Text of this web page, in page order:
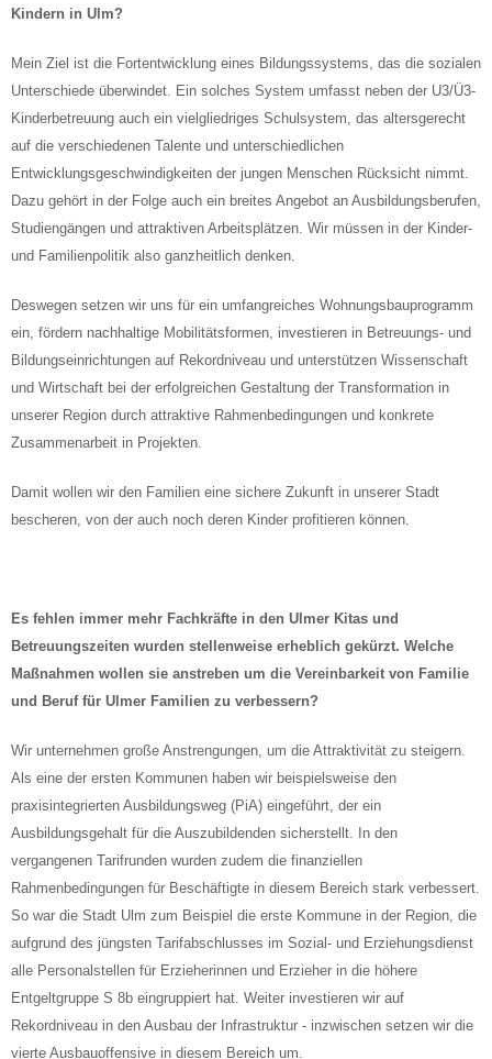
Kindern in Ulm?
Mein Ziel ist die Fortentwicklung eines Bildungssystems, das die sozialen
Unterschiede überwindet. Ein solches System umfasst neben der U3/Ü3-
Kinderbetreuung auch ein vielgliedriges Schulsystem, das altersgerecht
auf die verschiedenen Talente und unterschiedlichen
Entwicklungsgeschwindigkeiten der jungen Menschen Rücksicht nimmt.
Dazu gehört in der Folge auch ein breites Angebot an Ausbildungsberufen,
Studiengängen und attraktiven Arbeitsplätzen. Wir müssen in der Kinder-
und Familienpolitik also ganzheitlich denken.
Deswegen setzen wir uns für ein umfangreiches Wohnungsbauprogramm
ein, fördern nachhaltige Mobilitätsformen, investieren in Betreuungs- und
Bildungseinrichtungen auf Rekordniveau und unterstützen Wissenschaft
und Wirtschaft bei der erfolgreichen Gestaltung der Transformation in
unserer Region durch attraktive Rahmenbedingungen und konkrete
Zusammenarbeit in Projekten.
Damit wollen wir den Familien eine sichere Zukunft in unserer Stadt
bescheren, von der auch noch deren Kinder profitieren können.
Es fehlen immer mehr Fachkräfte in den Ulmer Kitas und
Betreuungszeiten wurden stellenweise erheblich gekürzt. Welche
Maßnahmen wollen sie anstreben um die Vereinbarkeit von Familie
und Beruf für Ulmer Familien zu verbessern?
Wir unternehmen große Anstrengungen, um die Attraktivität zu steigern.
Als eine der ersten Kommunen haben wir beispielsweise den
praxisintegrierten Ausbildungsweg (PiA) eingeführt, der ein
Ausbildungsgehalt für die Auszubildenden sicherstellt. In den
vergangenen Tarifrunden wurden zudem die finanziellen
Rahmenbedingungen für Beschäftigte in diesem Bereich stark verbessert.
So war die Stadt Ulm zum Beispiel die erste Kommune in der Region, die
aufgrund des jüngsten Tarifabschlusses im Sozial- und Erziehungsdienst
alle Personalstellen für Erzieherinnen und Erzieher in die höhere
Entgeltgruppe S 8b eingruppiert hat. Weiter investieren wir auf
Rekordniveau in den Ausbau der Infrastruktur - inzwischen setzen wir die
vierte Ausbauoffensive in diesem Bereich um.